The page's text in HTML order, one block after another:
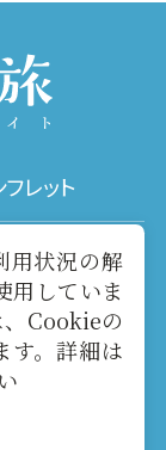
レット
ャラリー
について
合わせ
用状況の解
用していま
Cookieの
す。詳細は